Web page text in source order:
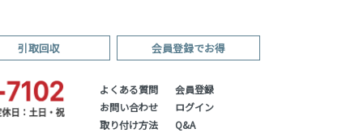
引取回収 会員登録でお得
よくある質問
お問い合わせ
取り付け方法
会員登録
ログイン
Q&A